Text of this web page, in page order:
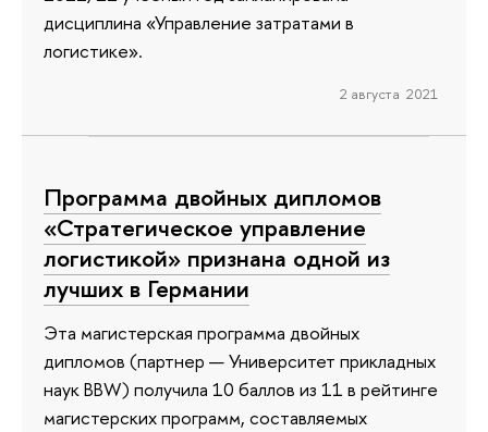
дисциплина «Управление затратами в
логистике».
2 августа 2021
Программа двойных дипломов
«Стратегическое управление
логистикой» признана одной из
лучших в Германии
Эта магистерская программа двойных
дипломов (партнер — Университет прикладных
наук BBW) получила 10 баллов из 11 в рейтинге
магистерских программ, составляемых